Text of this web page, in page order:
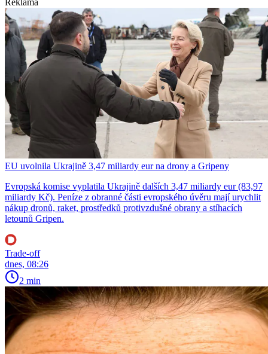
Reklama
EU uvolnila Ukrajině 3,47 miliardy eur na drony a Gripeny
Evropská komise vyplatila Ukrajině dalších 3,47 miliardy eur (83,97
miliardy Kč). Peníze z obranné části evropského úvěru mají urychlit
nákup dronů, raket, prostředků protivzdušné obrany a stíhacích
letounů Gripen.
Trade-off
dnes, 08:26
2 min